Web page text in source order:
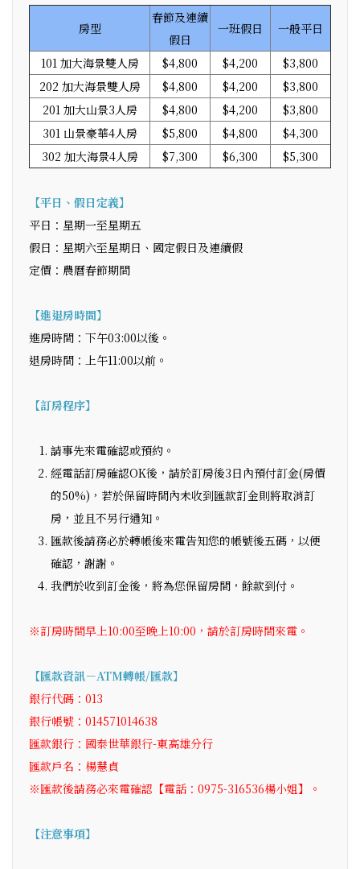
房型
春節及連續
假日
一班假日 一般平日
101 加大海景雙人房 $4,800 $4,200
$3,800
202 加大海景雙人房
$4,800 $4,200
$3,800
201 加大山景3人房
$4,800 $4,200
$3,800
301 山景豪華4人房
$5,800 $4,800
$4,300
302 加大海景4人房
$7,300 $6,300 $5,300
【平日、假日定義】
平日：星期一至星期五
假日：星期六至星期日、國定假日及連續假
定價：農曆春節期間
【進退房時間】
進房時間：下午03:00以後。
退房時間：上午11:00以前。
【訂房程序】
請事先來電確認或預約。
經電話訂房確認OK後，請於訂房後3日內預付訂金(房價
的50%)，若於保留時間內未收到匯款訂金則將取消訂
房，並且不另行通知。
匯款後請務必於轉帳後來電告知您的帳號後五碼，以便
確認，謝謝。
我們於收到訂金後，將為您保留房間，餘款到付。
※訂房時間早上10:00至晚上10:00，請於訂房時間來電。
【匯款資訊－ATM轉帳/匯款】
銀行代碼：013
銀行帳號：014571014638
匯款銀行：國泰世華銀行-東高雄分行
匯款戶名：楊慧貞
※匯款後請務必來電確認【電話：0975-316536楊小姐】。
【注意事項】